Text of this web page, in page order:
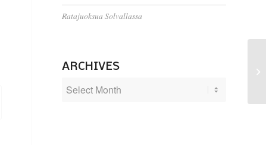
Ratajuoksua Solvallassa
ARCHIVES